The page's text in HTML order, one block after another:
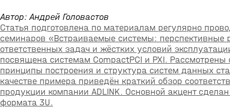
Автор: Андрей Головастов
Статья подготовлена по материалам регулярно
семинаров «Встраиваемые системы: перспективные
ответственных задач и жёстких условий
посвящена системам CompactPCI и PXI. Рассмотрены
принципы построения и структура систем данных
качестве примера приведён краткий обзор
продукции компании ADLINK. Основной акцент
формата 3U.